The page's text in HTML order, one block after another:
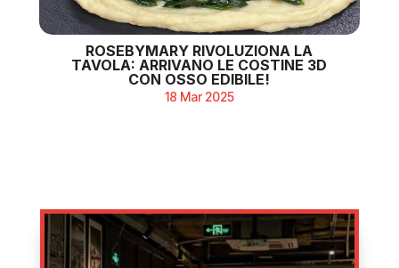
ROSEBYMARY RIVOLUZIONA LA
TAVOLA: ARRIVANO LE COSTINE 3D
CON OSSO EDIBILE!
18 Mar 2025